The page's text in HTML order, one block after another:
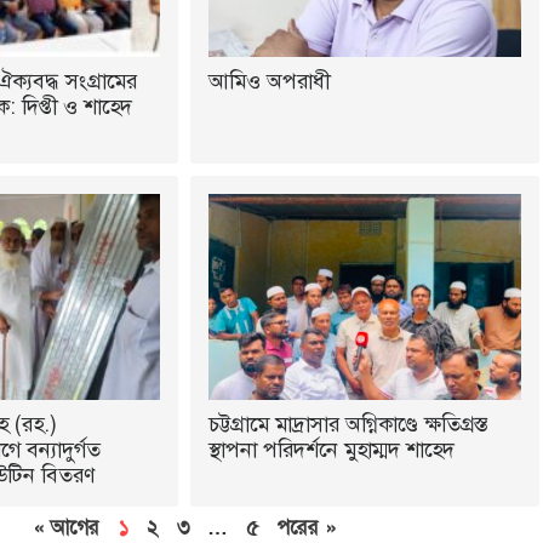
সংগ্রামের
ও শাহেদ
আমিও অপরাধী
(রহ.)
বন্যাদুর্গত
বিতরণ
চট্টগ্রামে মাদ্রাসার অগ্নিকাণ্ডে ক্ষতিগ্রস্ত
স্থাপনা পরিদর্শনে মুহাম্মদ শাহেদ
« আগের ১ ২ ৩ … ৫ পরের »